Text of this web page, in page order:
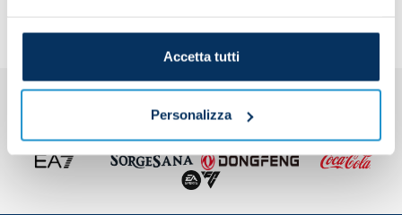
Accetta tutti
Personalizza